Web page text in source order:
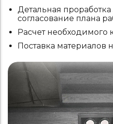
Детальная проработка
согласование плана
Расчет необходимого
Поставка материалов